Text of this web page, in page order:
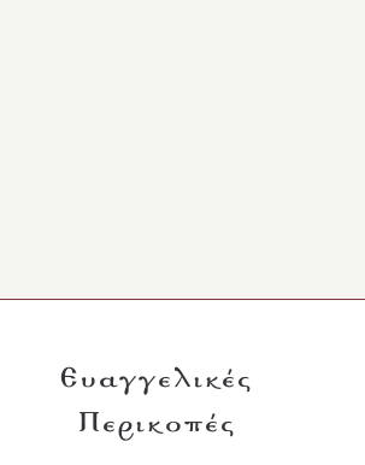
Ευαγγελικές
Περικοπές